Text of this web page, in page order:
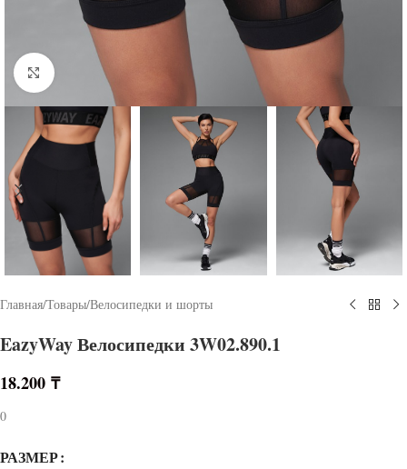
Click to enlarge
Главная/Товары/Велосипедки и шорты
EazyWay Велосипедки 3W02.890.1
18.200 ₸
0
РАЗМЕР